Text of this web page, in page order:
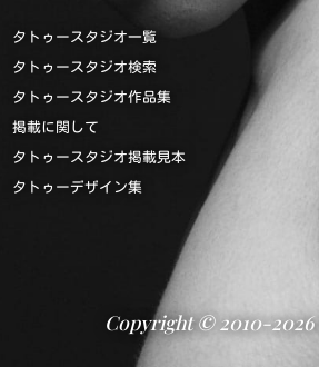
タトゥースタジオ一覧
タトゥースタジオ検索
タトゥースタジオ作品集
掲載に関して
タトゥースタジオ掲載見本
タトゥーデザイン集
Copyright © 2010-2026